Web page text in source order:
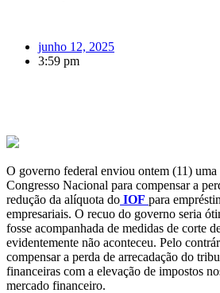
junho 12, 2025
3:59 pm
O governo federal enviou ontem (11)
Congresso Nacional para compensar a
redução da alíquota do IOF para
empresariais. O recuo do governo seria
fosse acompanhada de medidas de corte
evidentemente não aconteceu. Pelo
compensar a perda de arrecadação do
financeiras com a elevação de impostos
mercado financeiro.